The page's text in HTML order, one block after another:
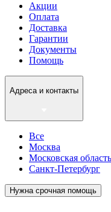
Акции
Оплата
Доставка
Гарантии
Документы
Помощь
Адреса и контакты
Все
Москва
Московская область
Санкт-Петербург
Нужна срочная помощь